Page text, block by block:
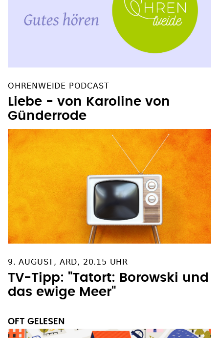
OHRENWEIDE PODCAST
Liebe - von Karoline von
Günderrode
9. AUGUST, ARD, 20.15 UHR
TV-Tipp: "Tatort: Borowski und
das ewige Meer"
OFT GELESEN